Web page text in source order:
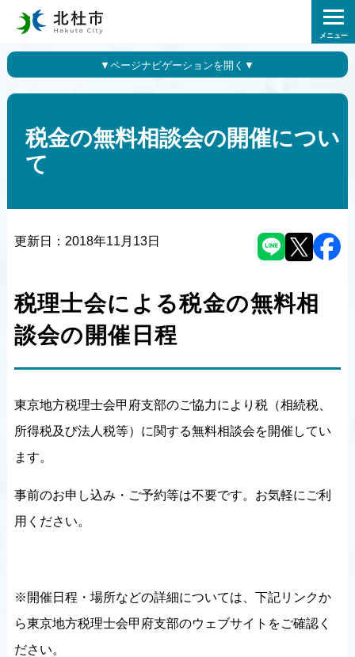
メニュー
税金の無料相談会の開催につい
て
更新日： 2018年11月13日
税理士会による税金の無料相
談会の開催日程
東京地方税理士会甲府支部のご協力により税（相続税、
所得税及び法人税等）に関する無料相談会を開催してい
ます。
事前のお申し込み・ご予約等は不要です。お気軽にご利
用ください。
※開催日程・場所などの詳細については、下記リンクか
ら東京地方税理士会甲府支部のウェブサイトをご確認く
ださい。